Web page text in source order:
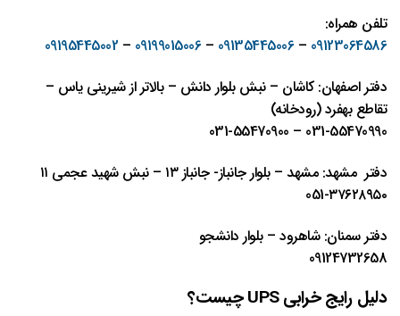
تلفن همراه:
09123064586
–
09135445006
–
09199015006
–
09195445002
دفتر اصفهان: کاشان – نبش بلوار دانش – بالاتر از شیرینی یاس –
تقاطع بهفرد (رودخانه)
031-55470990 – 031-55470900
دفتر مشهد: مشهد – بلوار جانباز- جانباز ١٣ – نبش شهيد عجمی ١١
٣٧٦٢٨٩٥٠-051
دفتر سمنان: شاهرود – بلوار دانشجو
09124732658
دلیل رایج خرابی UPS چیست؟